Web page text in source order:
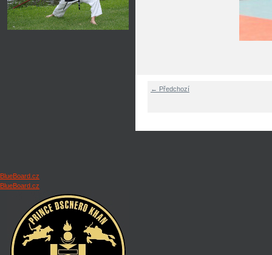
BlueBoard.cz
BlueBoard.cz
← Předchozí